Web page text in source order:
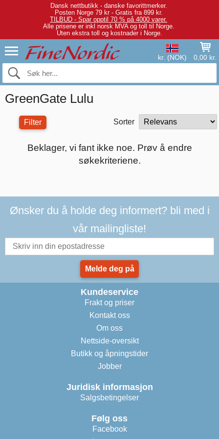
Dansk nettbutikk - danske favorittmerker.
Posten Norge 79 kr - Gratis fra 899 kr.
TILBUD - Spar opptil 70 % på 4000 varer.
Alle prisene er inkl norsk MVA og toll til Norge.
Uten ekstra toll og kostnader i Norge.
kr. (NOK) 0,00 kr.
GreenGate Lulu
Filter Sorter
Beklager, vi fant ikke noe. Prøv å endre
søkekriteriene.
Ønsker du å holde deg informert? bli med i
vår mailingliste!
Melde deg på
Kundeservice
Frakt og priser
Kontakt oss
Om oss
Nettside-oversikt
Butikk og åpningstider
Jobber
Juridisk informasjon
Salgsbetingelser
Følg oss
Facebook